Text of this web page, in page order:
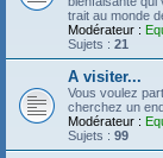
trait au monde
Modérateur :
Sujets : 21
A visiter...
Vous voulez
cherchez un
Modérateur :
Sujets : 99